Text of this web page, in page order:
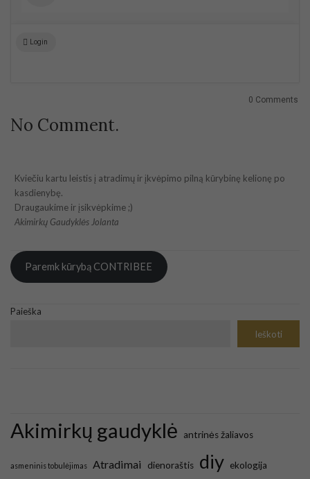
Login
0 Comments
No Comment.
Kviečiu kartu leistis į atradimų ir įkvėpimo pilną kūrybinę kelionę po
kasdienybę.
Draugaukime ir įsikvėpkime ;)
Akimirkų Gaudyklės Jolanta
Paremk kūrybą CONTRIBEE
Paieška
Ieškoti
Akimirkų gaudyklė antrinės žaliavos
asmeninis tobulėjimas Atradimai dienoraštis diy ekologija